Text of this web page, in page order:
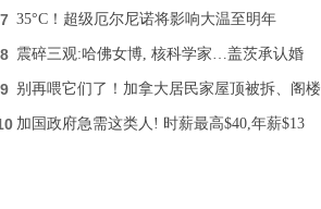
7 35°C！超级厄尔尼诺将影响大温至明年
8 震碎三观:哈佛女博, 核科学家…盖茨承认婚
9 别再喂它们了！加拿大居民家屋顶被拆、阁楼
加国政府急需这类人! 时薪最高$40,年薪$13